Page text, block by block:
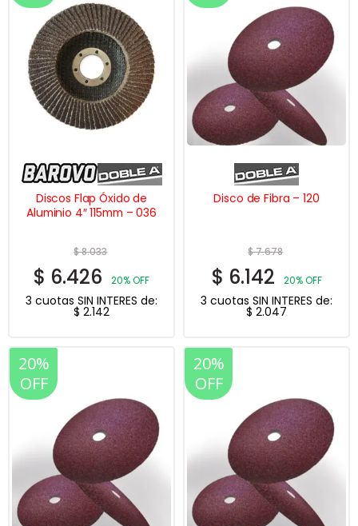
Discos Flap Óxido de
Aluminio 4″ 115mm – 036
$8.033
$ 6.426 20% OFF
3 cuotas SIN INTERES de:
$ 2.142
Disco de Fibra – 120
$7.678
$ 6.142 20% OFF
3 cuotas SIN INTERES de:
$ 2.047
20%
OFF
20%
OFF